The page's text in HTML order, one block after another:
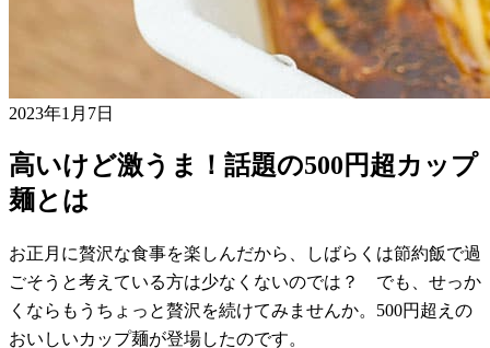
2023年1月7日
高いけど激うま！話題の500円超カップ
麺とは
お正月に贅沢な食事を楽しんだから、しばらくは節約飯で過
ごそうと考えている方は少なくないのでは？ でも、せっか
くならもうちょっと贅沢を続けてみませんか。500円超えの
おいしいカップ麺が登場したのです。